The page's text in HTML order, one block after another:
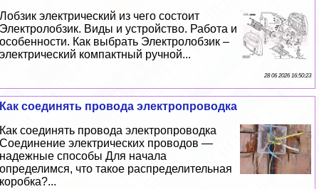
Лобзик электрический из чего состоит
Электролобзик. Виды и устройство. Работа и
особенности. Как выбрать Электролобзик –
электрический компактный ручной...
28 06 2026 16:50:23
Как соединять провода электропроводка
Как соединять провода электропроводка
Соединение электрических проводов —
надежные способы Для начала
определимся, что такое распределительная
коробка?...